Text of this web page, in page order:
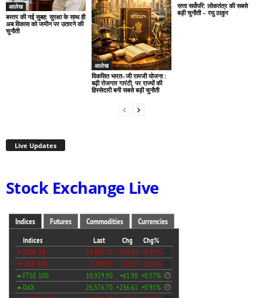
आलेख
बस्तर की नई सुबह: सुरक्षा के साथ ही
अब विकास को जमीन पर उतारने की
चुनौती
आलेख
विकसित भारत–जी रामजी योजना :
बढ़ी रोजगार गारंटी, पर राज्यों की
हिस्सेदारी बनी सबसे बड़ी चुनौती
सत्ता सर्वोपरि: लोकतंत्र की सबसे
बड़ी चुनौती – रघु ठाकुर
Live Updates
Stock Exchange Live